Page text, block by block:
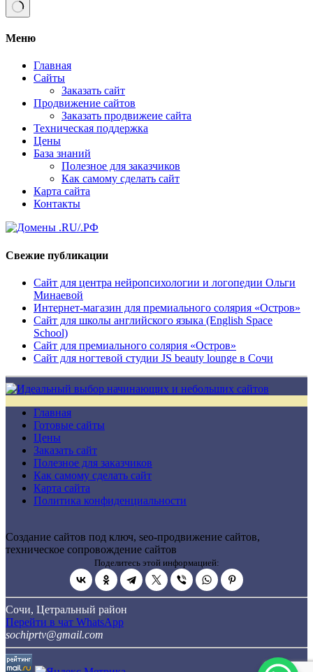
не
Меню
Главная
Сайты
Заказать сайт
Продвижение сайтов
Заказать продвижеие сайта
Техническая поддержка
Цены
База знаний
Полезное для заказчиков
Как самому сделать сайт
Карта сайта
Контакты
Свежие публикации
Сайт для центра нейропсихологии и логопедии Ольги
Минаевой
Интернет-магазин для премиального солярия «Остров»
Сайт для школы английского языка (English Space
School)
Сайт для премиального солярия «Остров»
Сайт для ногтевой студии JS beauty lounge в Сочи
Главная
Готовые сайты
Цены
Заказать сайт
Полезное для заказчиков
Как самому сделать сайт
Карта сайта
Политика конфиденциальности
Создание сайтов под ключ, seo-продвижение сайтов,
техническое сопровождение сайтов
Поделитесь этой информацией:
Сочи, Цетральный район
Перейти в чат WhatsApp
sochiprtv@gmail.com